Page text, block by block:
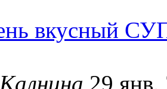
вкусный
29 янв,